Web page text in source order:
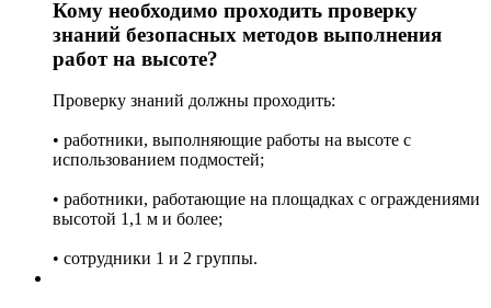
Кому необходимо проходить проверку
знаний безопасных методов выполнения
работ на высоте?
Проверку знаний должны проходить:
• работники, выполняющие работы на высоте с
использованием подмостей;
• работники, работающие на площадках с ограждениями
высотой 1,1 м и более;
• сотрудники 1 и 2 группы.